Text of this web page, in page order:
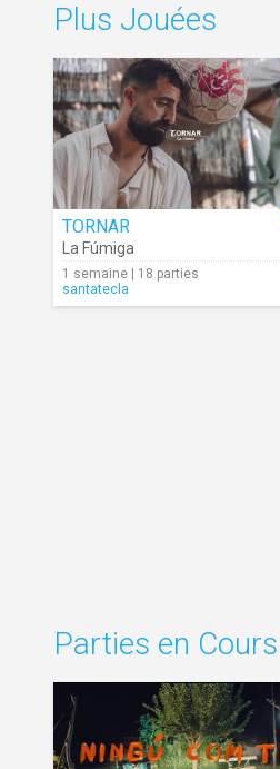
Plus Jouées
TORNAR
La Fúmiga
1 semaine | 18 parties
santatecla
Parties en Cours